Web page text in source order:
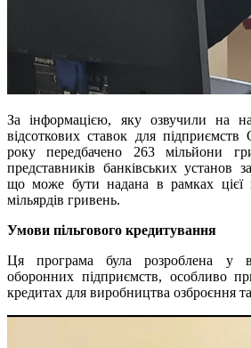
За інформацією, яку озвучили на
відсоткових ставок для
року передбачено 263 мільйони
представників банківських установ
що може бути надана в рамках цієї
мільярдів гривень.
Умови пільгового кредитування
Ця програма була розроблена у
оборонних підприємств, особливо
кредитах для виробництва озброєння та